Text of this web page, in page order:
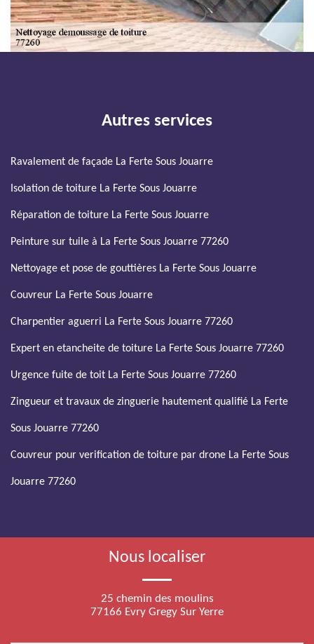
Autres services
Ravalement de façade La Ferte Sous Jouarre
Isolation de toiture La Ferte Sous Jouarre
Réparation de toiture La Ferte Sous Jouarre
Peinture sur tuile à La Ferte Sous Jouarre 77260
Nettoyage et pose de gouttières La Ferte Sous Jouarre
Couvreur La Ferte Sous Jouarre
Charpentier aguerri La Ferte Sous Jouarre 77260
Expert en etancheite de toiture La Ferte Sous Jouarre 77260
Urgence fuite de toit La Ferte Sous Jouarre 77260
Zingueur et travaux de zinguerie hautement qualifié La Ferte
Sous Jouarre 77260
Couvreur pour verification de toiture par drone La Ferte Sous
Jouarre 77260
Nous localiser
25 chemin des moulins
77166 Evry Gregy Sur Yerre